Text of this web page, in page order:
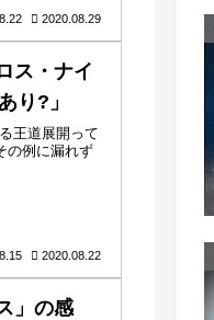
2020.08.29
ス・ナイ
り?」
王道展開って
の例に漏れず
2020.08.22
」の感